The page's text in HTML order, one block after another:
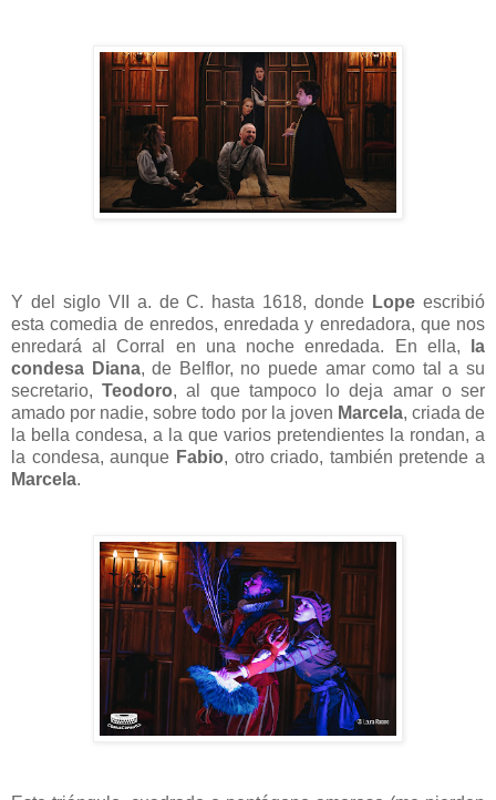
Y del siglo VII a. de C. hasta 1618, donde Lope escribió
esta comedia de enredos, enredada y enredadora, que nos
enredará al Corral en una noche enredada. En ella,
la
condesa Diana, de Belflor, no puede amar como tal a su
secretario,Teodoro, al que tampoco lo deja amar o ser
amado por nadie, sobre todo por la joven Marcela, criada de
la bella condesa, a la que varios pretendientes la rondan, a
la condesa, aunque Fabio, otro criado, también pretende a
Marcela.